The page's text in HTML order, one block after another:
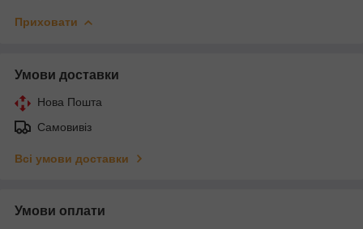
Приховати
Умови доставки
Нова Пошта
Самовивіз
Всі умови доставки
Умови оплати